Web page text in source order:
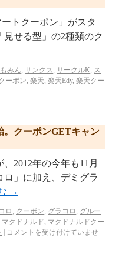
トクーポン」がスタ
せる型」の2種類のク
みん, サンクス, サークルK, ス
ーポン, 楽天, 楽天Edy, 楽天クー
。クーポンGETキャン
2012年の今年も11月
」に加え、デミグラ
→
ロ , クーポン, グラコロ , グルー
マクドナルド, マクドナルドクー
コメントを受け付けていませ